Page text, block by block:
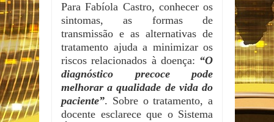
Para Fabíola Castro, conhecer os
sintomas, as formas de
transmissão e as alternativas de
tratamento ajuda a minimizar os
riscos relacionados à doença: “O
diagnóstico precoce pode
melhorar a qualidade de vida do
paciente”. Sobre o tratamento, a
docente esclarece que o Sistema